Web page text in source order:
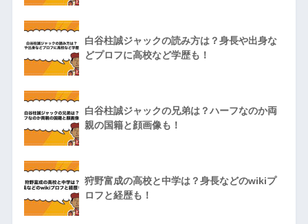
白谷柱誠ジャックの読み方は？身長や出身な
どプロフに高校など学歴も！
白谷柱誠ジャックの兄弟は？ハーフなのか両
親の国籍と顔画像も！
狩野富成の高校と中学は？身長などのwikiプ
ロフと経歴も！